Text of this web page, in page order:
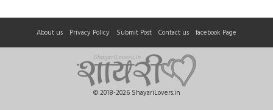
About us Privacy Policy Submit Post Contact us facebook Page
© 2018-2026 ShayariLovers.in